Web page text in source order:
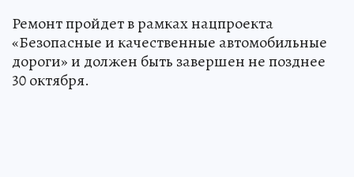
Ремонт пройдет в рамках нацпроекта
«Безопасные и качественные автомобильные
дороги» и должен быть завершен не позднее
30 октября.